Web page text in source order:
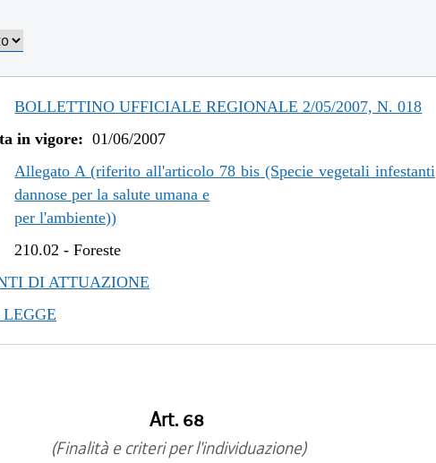
BOLLETTINO UFFICIALE REGIONALE 2/05/2007, N. 018
in vigore: 01/06/2007
Allegato A (riferito all'articolo 78 bis (Specie vegetali infestanti
dannose per la salute umana e
per l'ambiente))
210.02 -Foreste
DI ATTUAZIONE
Art. 68
(Finalità e criteri per l'individuazione)